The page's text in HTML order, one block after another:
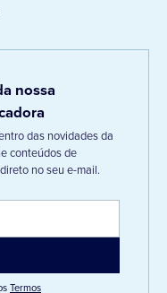
nossa
das novidades da
conteúdos de
no seu e-mail.
Termos